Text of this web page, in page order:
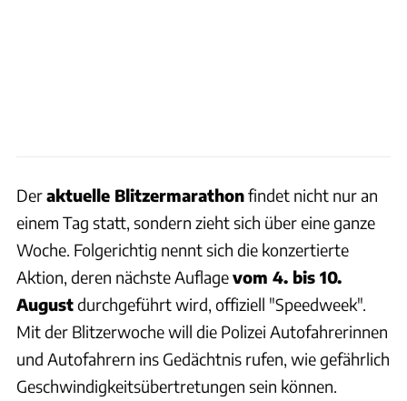
Deraktuelle Blitzermarathonfindet nicht nur an
einem Tag statt, sondern zieht sich über eine ganze
Woche. Folgerichtig nennt sich die konzertierte
Aktion, deren nächste Auflagevom 4. bis 10.
Augustdurchgeführt wird, offiziell "Speedweek".
Mit der Blitzerwoche will die Polizei Autofahrerinnen
und Autofahrern ins Gedächtnis rufen, wie gefährlich
Geschwindigkeitsübertretungen sein können.